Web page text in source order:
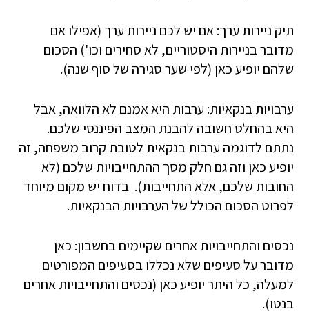
תיק ניירות ערך: אם יש לכם ניירות ערך (אפילו אם
מדובר בניירות היסטוריים, לא סחירים וכו') הסכום
שלהם יופיע כאן (לפי שער סגירה של סוף שנה).
ערבויות בנקאיות: ערבות היא אמנם לא הלוואה, אבל
היא בהחלט חשובה להבנת המצב הפיננסי שלכם.
נתתם לדוגמה ערבות בנקאית לטובת קרוב משפחה, זה
יופיע כאן וזה גם חלק מסך ההתחייבויות שלכם (לא
החובות שלכם, אלא התחייבות). בדוח יש מקום מיוחד
לפרוט הסכום הכולל של הערבויות הבנקאיות.
נכסים והתחייבויות אחרים שקיימים בחשבון: כאן
מדובר על סעיפים שלא נכללו בסעיפים המפורטים
למעלה, כל היתר יופיע כאן (נכסים והתחייבויות אחרים
בנטו).